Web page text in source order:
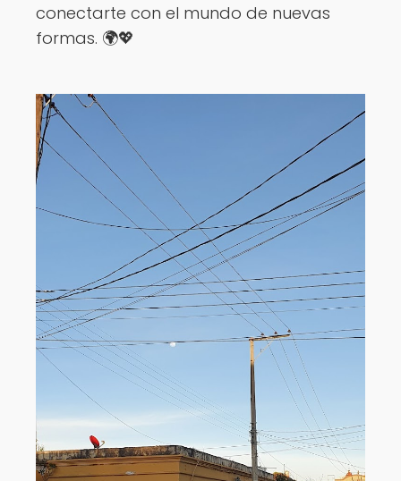
conectarte con el mundo de nuevas
formas. 🌍💖